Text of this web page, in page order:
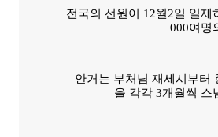
전국의 선원이 12월2일 일제
000여명
안거는 부처님 재세시부터
울 각각 3개월씩 스